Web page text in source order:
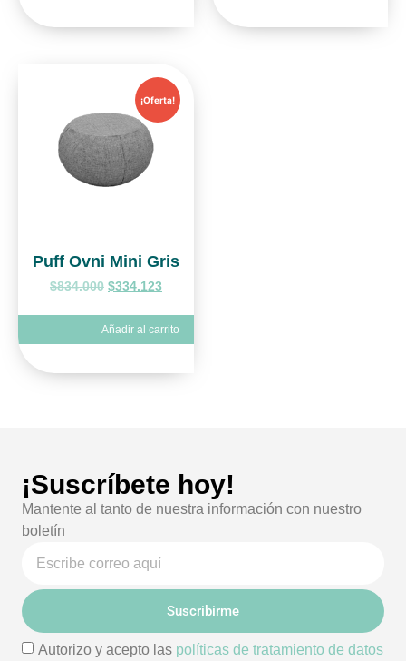
¡Oferta!
Puff Ovni Mini Gris
$834.000 $334.123
Añadir al carrito
¡Suscríbete hoy!
Mantente al tanto de nuestra información con nuestro
boletín
Autorizo y acepto las políticas de tratamiento de datos
Suscribirme